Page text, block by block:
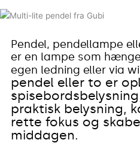
Pendel, pendellampe
er en lampe som
egen ledning eller via
pendel eller to er
praktisk belysning,
rette fokus og
middagen.